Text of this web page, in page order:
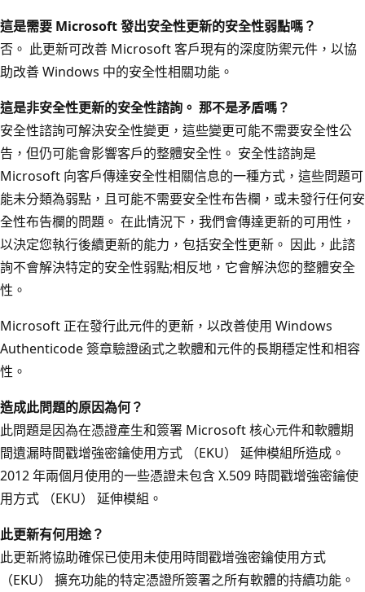
這是需要 Microsoft 發出安全性更新的安全性弱點嗎？
否。 此更新可改善 Microsoft 客戶現有的深度防禦元件，以協
助改善 Windows 中的安全性相關功能。
這是非安全性更新的安全性諮詢。 那不是矛盾嗎？
安全性諮詢可解決安全性變更，這些變更可能不需要安全性公
告，但仍可能會影響客戶的整體安全性。 安全性諮詢是
Microsoft 向客戶傳達安全性相關信息的一種方式，這些問題可
能未分類為弱點，且可能不需要安全性布告欄，或未發行任何安
全性布告欄的問題。 在此情況下，我們會傳達更新的可用性，
以決定您執行後續更新的能力，包括安全性更新。 因此，此諮
詢不會解決特定的安全性弱點;相反地，它會解決您的整體安全
性。
Microsoft 正在發行此元件的更新，以改善使用 Windows
Authenticode 簽章驗證函式之軟體和元件的長期穩定性和相容
性。
造成此問題的原因為何？
此問題是因為在憑證產生和簽署 Microsoft 核心元件和軟體期
間遺漏時間戳增強密鑰使用方式 （EKU） 延伸模組所造成。
2012 年兩個月使用的一些憑證未包含 X.509 時間戳增強密鑰使
用方式 （EKU） 延伸模組。
此更新有何用途？
此更新將協助確保已使用未使用時間戳增強密鑰使用方式
（EKU） 擴充功能的特定憑證所簽署之所有軟體的持續功能。